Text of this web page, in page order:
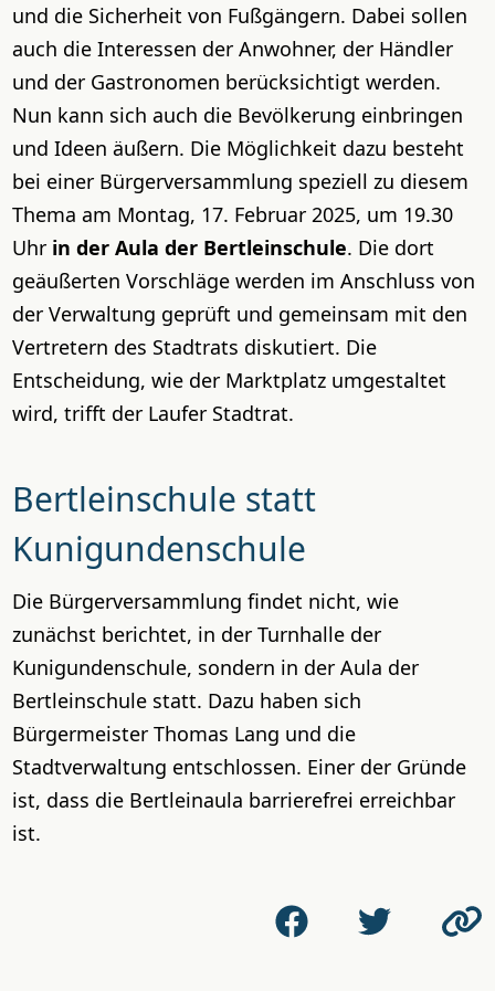
und die Sicherheit von Fußgängern. Dabei sollen
auch die Interessen der Anwohner, der Händler
und der Gastronomen berücksichtigt werden.
Nun kann sich auch die Bevölkerung einbringen
und Ideen äußern. Die Möglichkeit dazu besteht
bei einer Bürgerversammlung speziell zu diesem
Thema am Montag, 17. Februar 2025, um 19.30
Uhr in der Aula der Bertleinschule. Die dort
geäußerten Vorschläge werden im Anschluss von
der Verwaltung geprüft und gemeinsam mit den
Vertretern des Stadtrats diskutiert. Die
Entscheidung, wie der Marktplatz umgestaltet
wird, trifft der Laufer Stadtrat.
Bertleinschule statt
Kunigundenschule
Die Bürgerversammlung findet nicht, wie
zunächst berichtet, in der Turnhalle der
Kunigundenschule, sondern in der Aula der
Bertleinschule statt. Dazu haben sich
Bürgermeister Thomas Lang und die
Stadtverwaltung entschlossen. Einer der Gründe
ist, dass die Bertleinaula barrierefrei erreichbar
ist.